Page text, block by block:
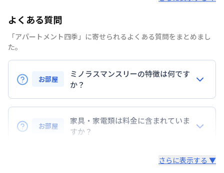
部屋の向き
禁煙・喫煙
交通
東急多摩川線蒲田駅徒歩3分
駐車場
敷地内駐車場、近隣パーキング
よくある質問
「アパートメント四季」に寄せられるよくある質問をまとめまし
た。
お部屋
ミノラスマンスリーの特徴は何です
か？
『敷金』『礼金』などの初期費用は無し！
コスト削減に◎
・24時間安心のコールセンターサポートをご用意し
お部屋
家具・家電類は料金に含まれていま
すか？
すべて取り揃えています！さらに表示する ▼